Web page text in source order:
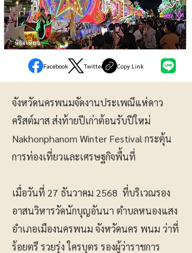
ท่องเที่ยว
Facebook Twitter Copy Link
จังหวัดนครพนมจัดงานประเพณีแห่ดาว
คริสต์มาส ส่งท้ายปีเก่าต้อนรับปีใหม่
Nakhonphanom Winter Festival กระตุ้น
การท่องเที่ยวและเศรษฐกิจพื้นที่
เมื่อวันที่ 27 ธันวาคม 2568 ที่บริเวณรอง
อาสนวิหารวัดนักบุญอันนา ตำบลหนองแสง
อำเภอเมืองนครพนม จังหวัดนคร พนม ว่าที่
ร้อยตรี รวยรุ่ง ใครบุตร รองผู้ว่าราชการ